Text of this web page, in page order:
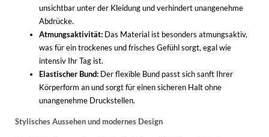
unsichtbar unter der Kleidung und verhindert unangenehme
Abdrücke.
Atmungsaktivität: Das Material ist besonders atmungsaktiv,
was für ein trockenes und frisches Gefühl sorgt, egal wie
intensiv Ihr Tag ist.
Elastischer Bund: Der flexible Bund passt sich sanft Ihrer
Körperform an und sorgt für einen sicheren Halt ohne
unangenehme Druckstellen.
Stylisches Aussehen und modernes Design